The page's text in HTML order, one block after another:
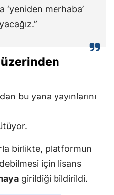
‘yeniden merhaba’
üzerinden
bu yana yayınlarını
birlikte, platformun
için lisans
girildiği bildirildi.